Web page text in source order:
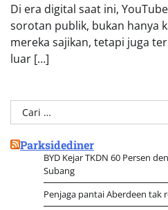
Di era digital saat ini,
sorotan publik, bukan hanya
mereka sajikan, tetapi juga
luar […]
Cari
untuk:
Parksidediner
BYD Kejar TKDN 60 Persen
Subang
Penjaga pantai Aberdeen tak